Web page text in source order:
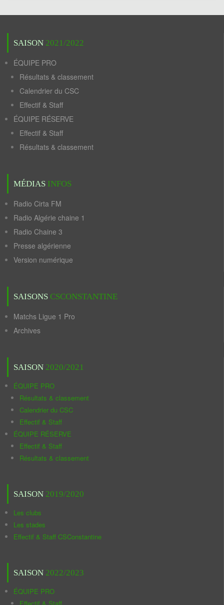
SAISON 2021/2022
ÉQUIPE PRO
Résultats & classement
Calendrier du CSC
Effectif & Staff
ÉQUIPE RÉSERVE
Effectif & Staff
Résultats & classement
MÉDIAS INFOS
Radio Cirta FM
Radio Algérie chaine 1
Radio Chaine 3
Presse algérienne
Version numérique
SAISONS CSCONSTANTINE
Matchs Ligue 1 Pro
Archives
SAISON 2020/2021
ÉQUIPE PRO
Résultats & classement
Calendrier du CSC
Effectif & Staff
ÉQUIPE RÉSERVE
Effectif & Staff
Résultats & classement
SAISON 2019/2020
Les clubs
Les stades
Effectif & Staff CSConstantine
SAISON 2022/2023
ÉQUIPE PRO